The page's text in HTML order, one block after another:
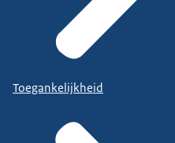
Toegankelijkheid